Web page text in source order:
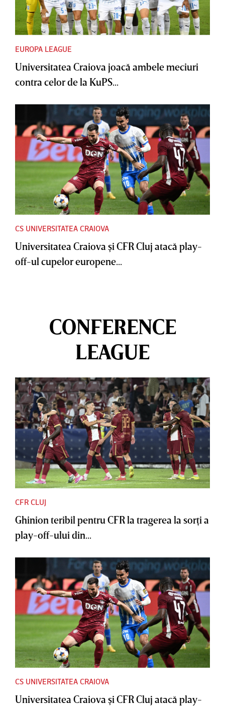
EUROPA LEAGUE
Universitatea Craiova joacă ambele meciuri
contra celor de la KuPS...
CS UNIVERSITATEA CRAIOVA
Universitatea Craiova şi CFR Cluj atacă play-
off-ul cupelor europene...
CONFERENCE
LEAGUE
CFR CLUJ
Ghinion teribil pentru CFR la tragerea la sorţi a
play-off-ului din...
CS UNIVERSITATEA CRAIOVA
Universitatea Craiova şi CFR Cluj atacă play-